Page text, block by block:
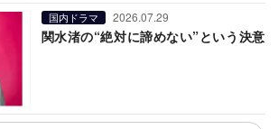
国内ドラマ 2026.07.29
関水渚の“絶対に諦めない”という決意